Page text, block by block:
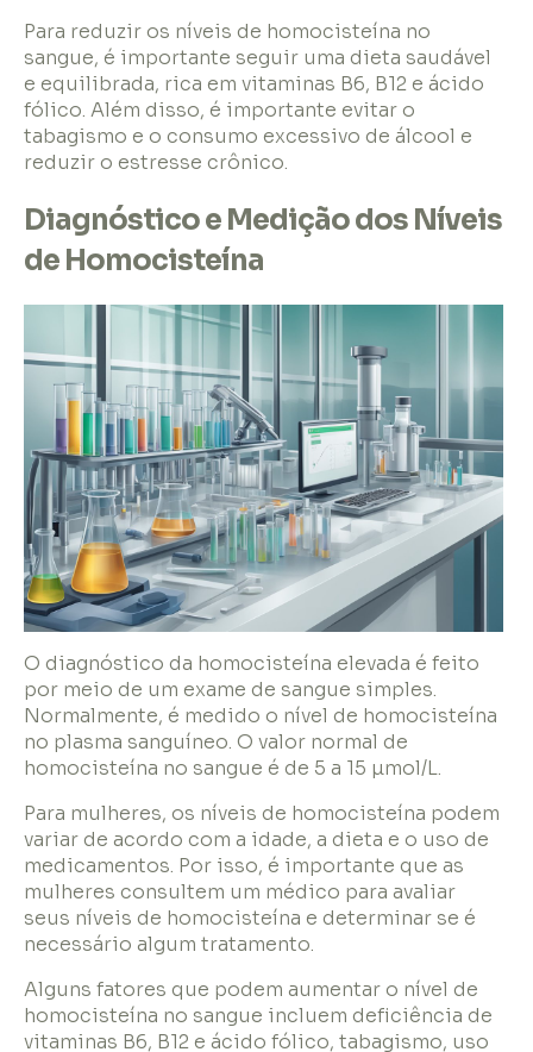
Para reduzir os níveis de homocisteína no
sangue, é importante seguir uma dieta saudável
e equilibrada, rica em vitaminas B6, B12 e ácido
fólico. Além disso, é importante evitar o
tabagismo e o consumo excessivo de álcool e
reduzir o estresse crônico.
Diagnóstico e Medição dos Níveis
de Homocisteína
O diagnóstico da homocisteína elevada é feito
por meio de um exame de sangue simples.
Normalmente, é medido o nível de homocisteína
no plasma sanguíneo. O valor normal de
homocisteína no sangue é de 5 a 15 µmol/L.
Para mulheres, os níveis de homocisteína podem
variar de acordo com a idade, a dieta e o uso de
medicamentos. Por isso, é importante que as
mulheres consultem um médico para avaliar
seus níveis de homocisteína e determinar se é
necessário algum tratamento.
Alguns fatores que podem aumentar o nível de
homocisteína no sangue incluem deficiência de
vitaminas B6, B12 e ácido fólico, tabagismo, uso